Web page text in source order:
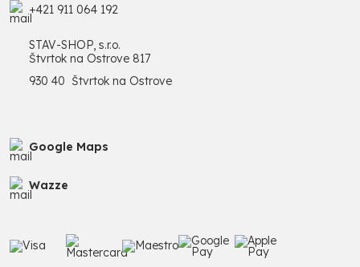
+421 911 064 192
STAV-SHOP, s.r.o.
Štvrtok na Ostrove 817
930 40 Štvrtok na Ostrove
Google Maps
Wazze